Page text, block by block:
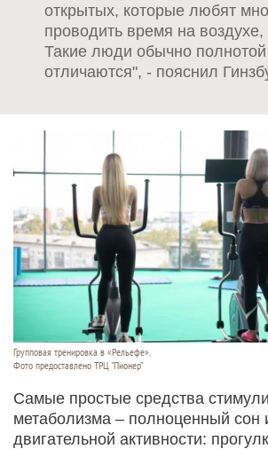
открытых, которые любят
проводить время на
Такие люди обычно
отличаются", - пояснил
Групповая тренировка в «Рельефе».
Фото предоставлено ТРЦ "Пионер"
Самые простые средства
метаболизма – полноценный сон
двигательной активности: